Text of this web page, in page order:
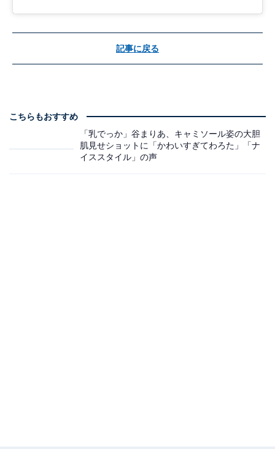
記事に戻る
こちらもおすすめ
「乳でっか」谷まりあ、キャミソール姿の大胆
肌見せショットに「かわいすぎてわろた」「ナ
イススタイル」の声